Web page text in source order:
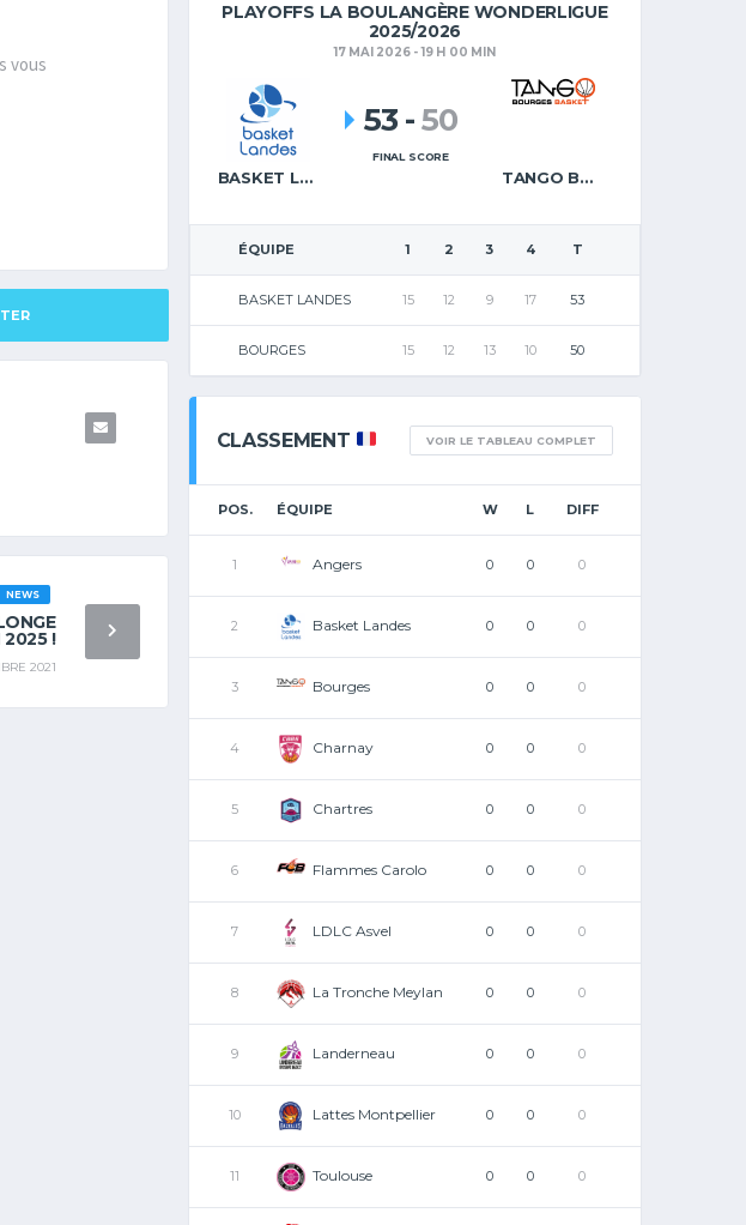
vous
NEWS
2025 !
2021
PLAYOFFS LA BOULANGÈRE WONDERLIGUE
2025/2026
17 MAI 2026 - 19 H 00 MIN
BASKET LANDES TANGO BOURGES BASKET
53 -50
FINAL SCORE
ÉQUIPE 1 2 3 4 T
BASKET LANDES 15 12 9 17 53
BOURGES 15 12 13 10 50
CLASSEMENT VOIR LE TABLEAU COMPLET
POS. ÉQUIPE W L DIFF
1 Angers 0 0 0
2 Basket Landes 0 0 0
3 Bourges 0 0 0
4 Charnay 0 0 0
5 Chartres 0 0 0
6 Flammes Carolo 0 0 0
7 LDLC Asvel 0 0 0
8 La Tronche Meylan 0 0 0
9 Landerneau 0 0 0
10 Lattes Montpellier 0 0 0
11 Toulouse 0 0 0